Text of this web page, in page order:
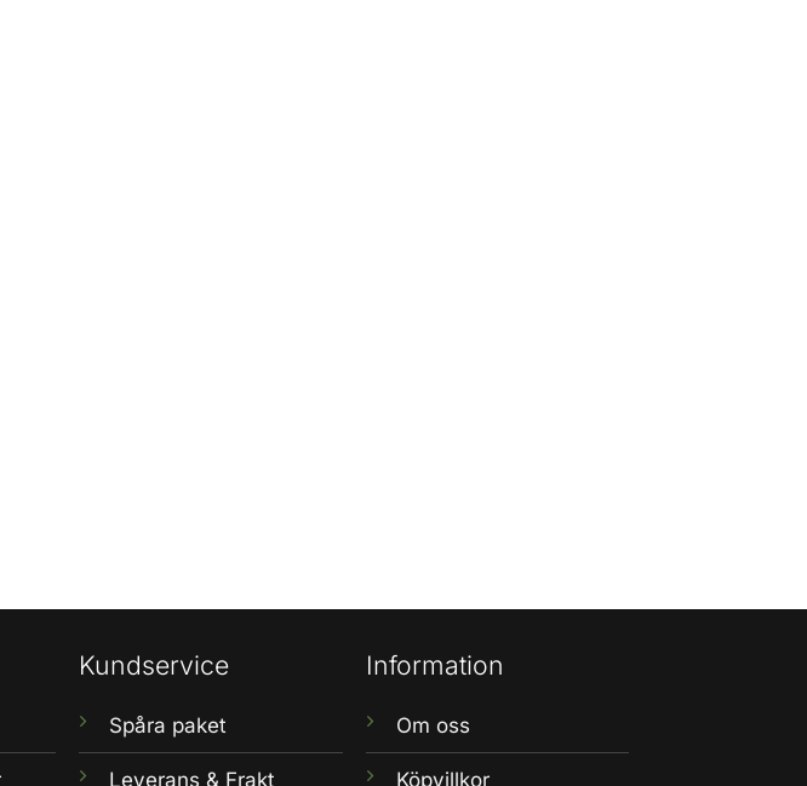
Kundservice
Spåra paket
Leverans & Frakt
Information
Om oss
Köpvillkor